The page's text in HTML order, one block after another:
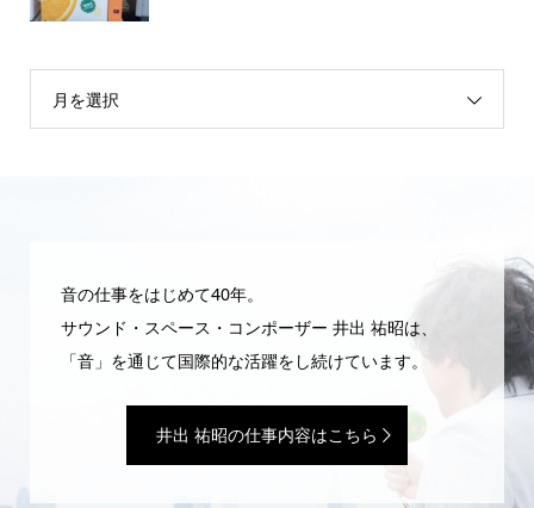
月を選択
音の仕事をはじめて40年。
サウンド・スペース・コンポーザー 井出 祐昭は、
「音」を通じて国際的な活躍をし続けています。
井出 祐昭の仕事内容はこちら